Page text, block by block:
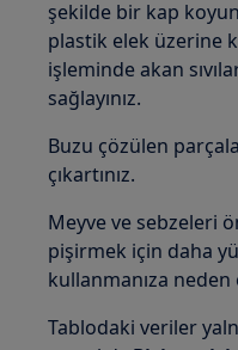
şekilde bir kap
plastik elek üzerine
işleminde akan
sağlayınız.
Buzu çözülen
çıkartınız.
Meyve ve sebzeleri
pişirmek için daha
kullanmanıza neden
Tablodaki veriler